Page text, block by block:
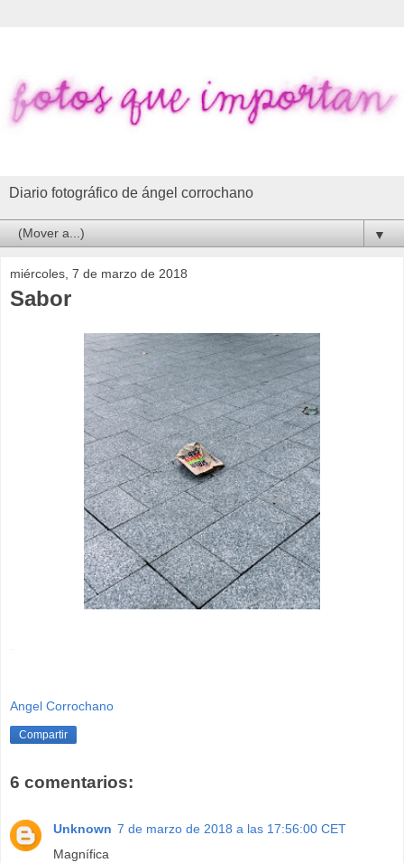
Diario fotográfico de ángel corrochano
▼
miércoles, 7 de marzo de 2018
Sabor
Angel Corrochano
Compartir
6 comentarios:
Unknown 7 de marzo de 2018 a las 17:56:00 CET
Magnífica